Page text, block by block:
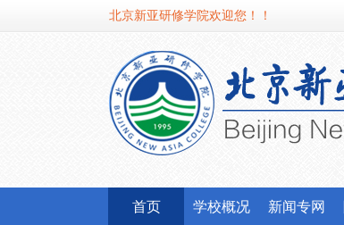
北京新亚研修学院欢迎您！！
首页 学校概况 新闻专网